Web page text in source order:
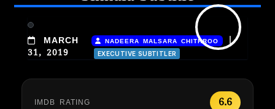
MARCH
31, 2019
NADEERA MALSARA CHITHROO |
EXECUTIVE SUBTITLER
IMDB RATING 6.6